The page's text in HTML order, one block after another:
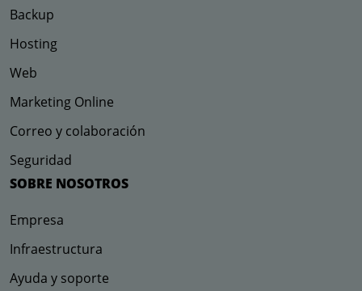
Backup
Hosting
Web
Marketing Online
Correo y colaboración
Seguridad
SOBRE NOSOTROS
Empresa
Infraestructura
Ayuda y soporte